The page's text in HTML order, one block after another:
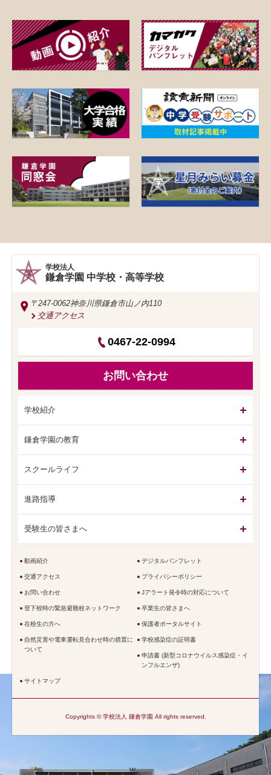
学校法人
鎌倉学園 中学校・高等学校
〒247-0062神奈川県鎌倉市山ノ内110
交通アクセス
0467-22-0994
お問い合わせ
学校紹介
鎌倉学園の教育
スクールライフ
進路指導
受験生の皆さまへ
動画紹介 デジタルパンフレット
交通アクセス プライバシーポリシー
お問い合わせ Jアラート発令時の対応について
登下校時の緊急避難校ネットワーク 卒業生の皆さまへ
在校生の方へ 保護者ポータルサイト
自然災害や電車運転見合わせ時の措置に
ついて
学校感染症の証明書
申請書 (新型コロナウイルス感染症・イ
ンフルエンザ)
サイトマップ
Copyrights © 学校法人 鎌倉学園 All rights reserved.